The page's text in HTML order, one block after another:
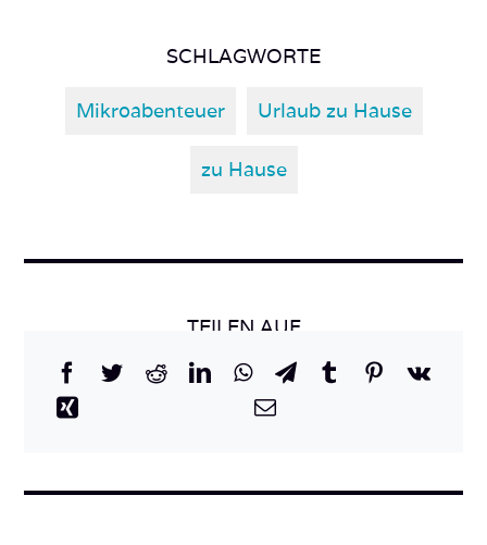
SCHLAGWORTE
Mikroabenteuer Urlaub zu Hause
zu Hause
TEILEN AUF